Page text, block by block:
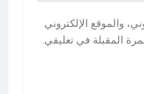
والموقع الإلكتروني
المقبلة في تعليقي.